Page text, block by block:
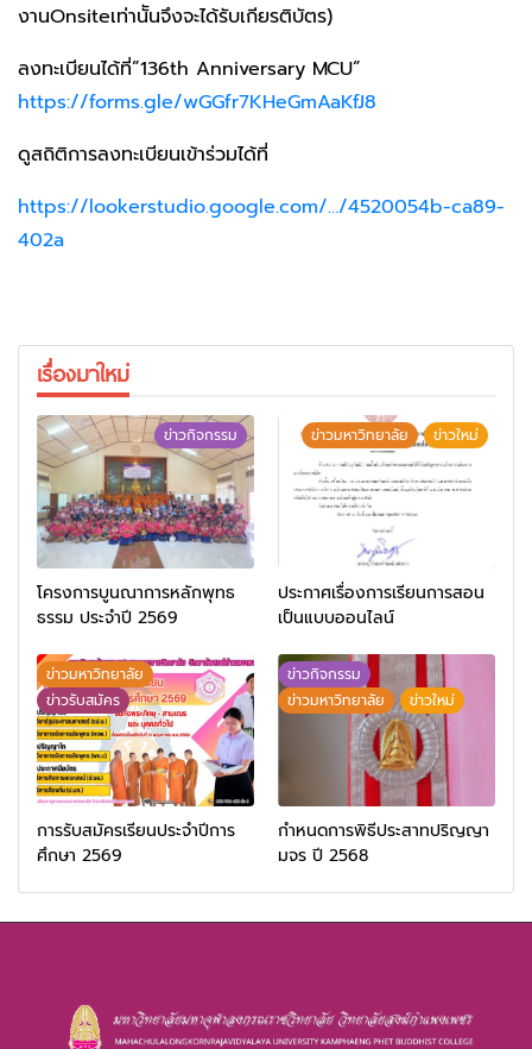
งานOnsiteเท่านัันจึงจะได้รับเกียรติบัตร)
ลงทะเบียนได้ที่”136th Anniversary MCU”
https://forms.gle/wGGfr7KHeGmAaKfJ8
ดูสถิติการลงทะเบียนเข้าร่วมได้ที่
https://lookerstudio.google.com/…/4520054b-ca89-
402a
เรื่องมาใหม่
ข่าวกิจกรรม
โครงการบูนณาการหลักพุทธ
ธรรม ประจำปี 2569
ข่าวมหาวิทยาลัย ข่าวใหม่
ประกาศเรื่องการเรียนการสอน
เป็นแบบออนไลน์
ข่าวมหาวิทยาลัย
ข่าวรับสมัคร
การรับสมัครเรียนประจำปีการ
ศึกษา 2569
ข่าวกิจกรรม
ข่าวมหาวิทยาลัย
ข่าวใหม่
กำหนดการพิธีประสาทปริญญา
มจร ปี 2568